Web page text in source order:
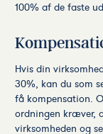
100% af de faste
Hvis din
30%, kan du som
få kompensation.
ordningen kræver,
virksomheden og